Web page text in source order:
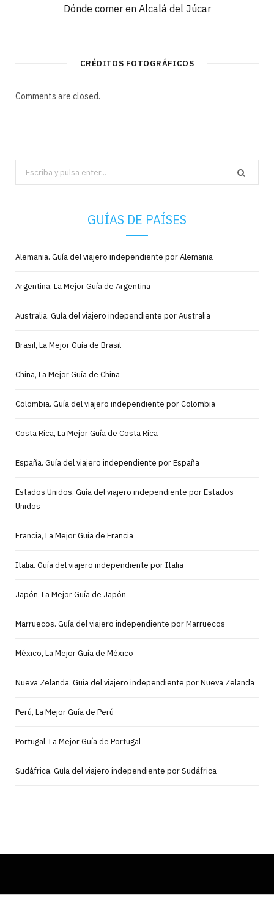
Dónde comer en Alcalá del Júcar
CRÉDITOS FOTOGRÁFICOS
Comments are closed.
Search
for:
GUÍAS DE PAÍSES
Alemania. Guía del viajero independiente por Alemania
Argentina, La Mejor Guía de Argentina
Australia. Guía del viajero independiente por Australia
Brasil, La Mejor Guía de Brasil
China, La Mejor Guía de China
Colombia. Guía del viajero independiente por Colombia
Costa Rica, La Mejor Guía de Costa Rica
España. Guía del viajero independiente por España
Estados Unidos. Guía del viajero independiente por Estados
Unidos
Francia, La Mejor Guía de Francia
Italia. Guía del viajero independiente por Italia
Japón, La Mejor Guía de Japón
Marruecos. Guía del viajero independiente por Marruecos
México, La Mejor Guía de México
Nueva Zelanda. Guía del viajero independiente por Nueva Zelanda
Perú, La Mejor Guía de Perú
Portugal, La Mejor Guía de Portugal
Sudáfrica. Guía del viajero independiente por Sudáfrica